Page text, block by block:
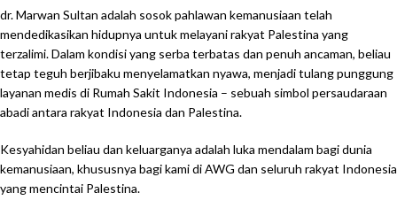
dr. Marwan Sultan adalah sosok pahlawan kemanusiaan telah
mendedikasikan hidupnya untuk melayani rakyat Palestina yang
terzalimi. Dalam kondisi yang serba terbatas dan penuh ancaman, beliau
tetap teguh berjibaku menyelamatkan nyawa, menjadi tulang punggung
layanan medis di Rumah Sakit Indonesia – sebuah simbol persaudaraan
abadi antara rakyat Indonesia dan Palestina.
Kesyahidan beliau dan keluarganya adalah luka mendalam bagi dunia
kemanusiaan, khususnya bagi kami di AWG dan seluruh rakyat Indonesia
yang mencintai Palestina.